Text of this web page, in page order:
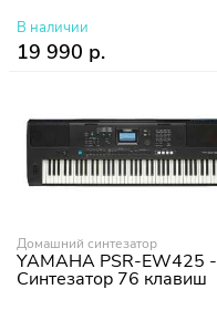
В наличии
19 990 р.
Домашний синтезатор
YAMAHA PSR-EW425 -
Синтезатор 76 клавиш